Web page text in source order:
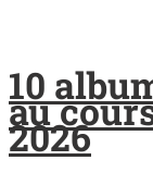
10
au
2026